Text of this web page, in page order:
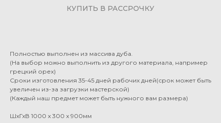
КУПИТЬ В РАССРОЧКУ
Полностью выполнен из массива дуба.
(На выбор можно выполнить из другого материала, например
грецкий орех)
Сроки изготовления 35-45 дней рабочих дней(срок может быть
увеличен из-за загрузки мастерской)
(Каждый наш предмет может быть нужного вам размера)
ШхГхВ 1000 х 300 х 900мм